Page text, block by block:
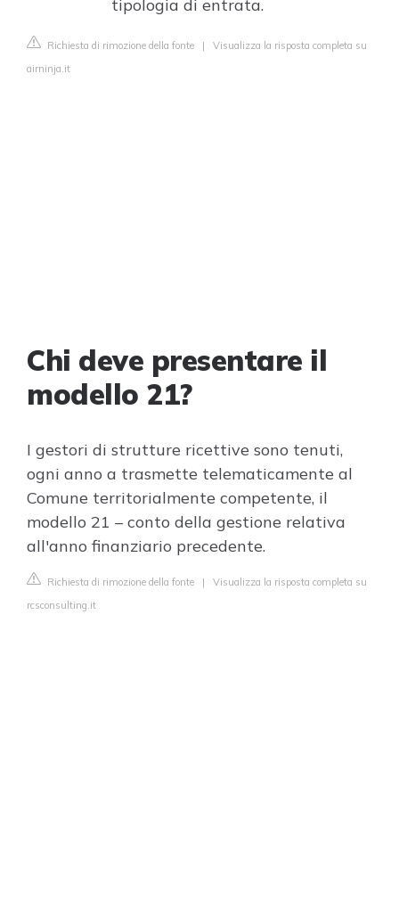
tipologia di entrata.
Richiesta di rimozione della fonte | Visualizza la risposta completa su
airninja.it
Chi deve presentare il
modello 21?
I gestori di strutture ricettive sono tenuti,
ogni anno a trasmette telematicamente al
Comune territorialmente competente, il
modello 21 – conto della gestione relativa
all'anno finanziario precedente.
Richiesta di rimozione della fonte | Visualizza la risposta completa su
rcsconsulting.it